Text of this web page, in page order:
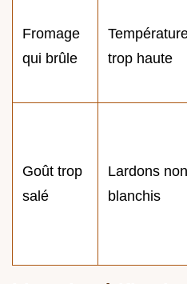
Fromage
qui brûle
trop haute
Goût trop
salé
Lardons non
blanchis